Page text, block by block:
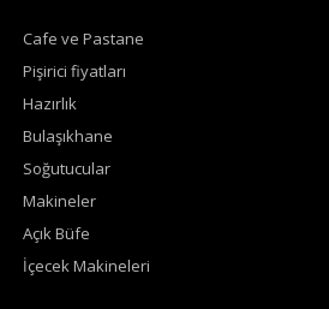
Cafe ve Pastane
Pişirici fiyatları
Hazırlık
Bulaşıkhane
Soğutucular
Makineler
Açık Büfe
İçecek Makineleri